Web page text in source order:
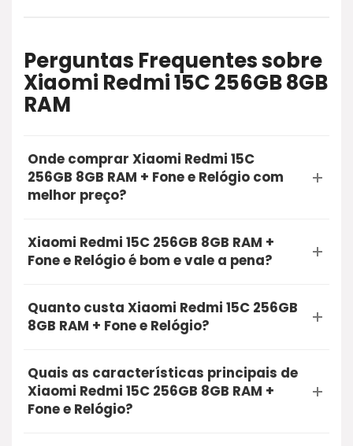
Perguntas Frequentes sobre
Xiaomi Redmi 15C 256GB 8GB
RAM
Onde comprar Xiaomi Redmi 15C
256GB 8GB RAM + Fone e Relógio com
melhor preço?
A opção mais segura e recomendada para
comprar o Xiaomi Redmi 15C 256GB 8GB RAM +
Utilizando o nosso link de oferta, você garante a
qualidade do produto, entrega rápida e a
Xiaomi Redmi 15C 256GB 8GB RAM +
Fone e Relógio é bom e vale a pena?
Sim, a Xiaomi Redmi 15C 256GB 8GB RAM + Fone
e Relógio é bom e vale muito a pena. O produto
compradores reais, unindo alta qualidade e
ótimo custo-benefício. É uma compra segura
que recomendamos.
Quanto custa Xiaomi Redmi 15C 256GB
8GB RAM + Fone e Relógio?
Atualmente, o Xiaomi Redmi 15C 256GB 8GB
RAM + Fone e Relógio está com uma oferta
especial por aproximadamente R$ 1.094,49.
Quais as características principais de
Xiaomi Redmi 15C 256GB 8GB RAM +
Fone e Relógio?